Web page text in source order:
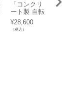
「コンクリ
ート製 自転
車スタンド
Coco 両面2
台用 アンカ
¥28,600
（税込）
「コ